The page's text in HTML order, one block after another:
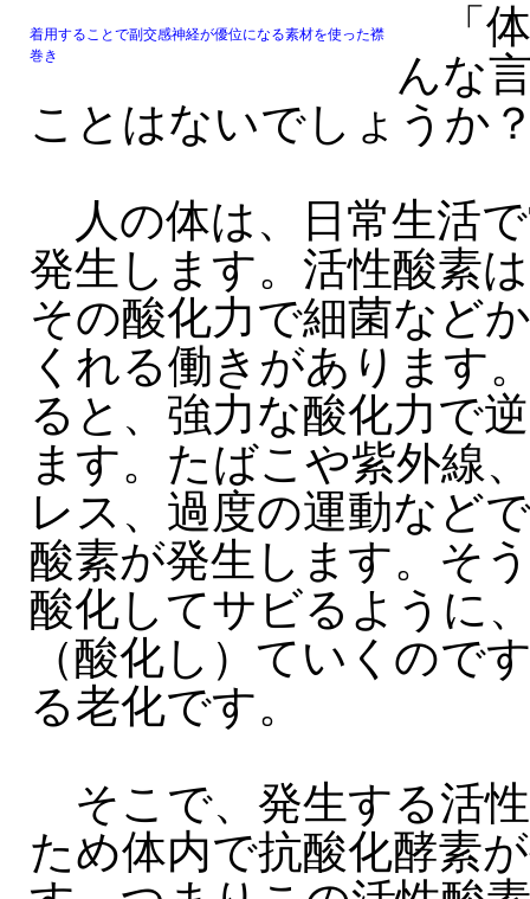
着用することで副交感神経が優位になる素材を使った襟
巻き
「体
んな
ことはないでしょうか
人の体は、日常生活
発生します。活性酸素
その酸化力で細菌など
くれる働きがあります
ると、強力な酸化力で
ます。たばこや紫外線
レス、過度の運動など
酸素が発生します。そ
酸化してサビるように
（酸化し）ていくので
る老化です。
そこで、発生する活
ため体内で抗酸化酵素